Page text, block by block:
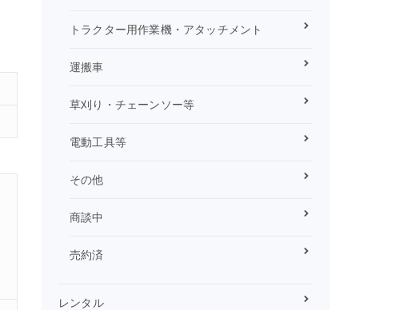
トラクター用作業機・アタッチメント
運搬車
草刈り・チェーンソー等
電動工具等
その他
商談中
売約済
レンタル